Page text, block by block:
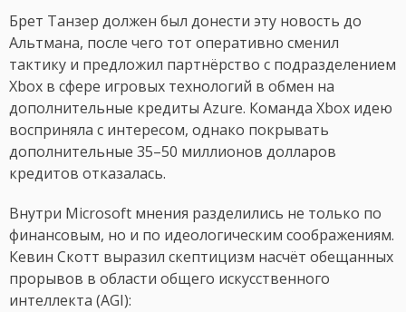
Брет Танзер должен был донести эту новость до
Альтмана, после чего тот оперативно сменил
тактику и предложил партнёрство с подразделением
Xbox в сфере игровых технологий в обмен на
дополнительные кредиты Azure. Команда Xbox идею
восприняла с интересом, однако покрывать
дополнительные 35–50 миллионов долларов
кредитов отказалась.
Внутри Microsoft мнения разделились не только по
финансовым, но и по идеологическим соображениям.
Кевин Скотт выразил скептицизм насчёт обещанных
прорывов в области общего искусственного
интеллекта (AGI):